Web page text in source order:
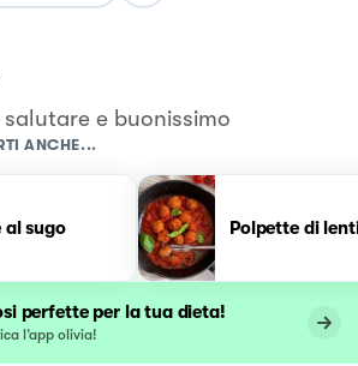
e buonissimo
ANCHE...
al sugo Polpette di
perfette per la tua dieta!
l’app olivia!